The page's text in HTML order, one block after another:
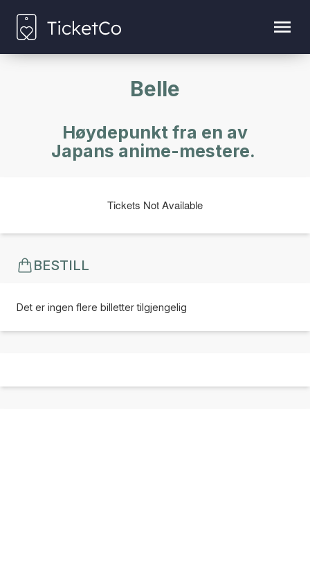
Belle
Høydepunkt fra en av
Japans anime-mestere.
Tickets Not Available
BESTILL
Det er ingen flere billetter tilgjengelig